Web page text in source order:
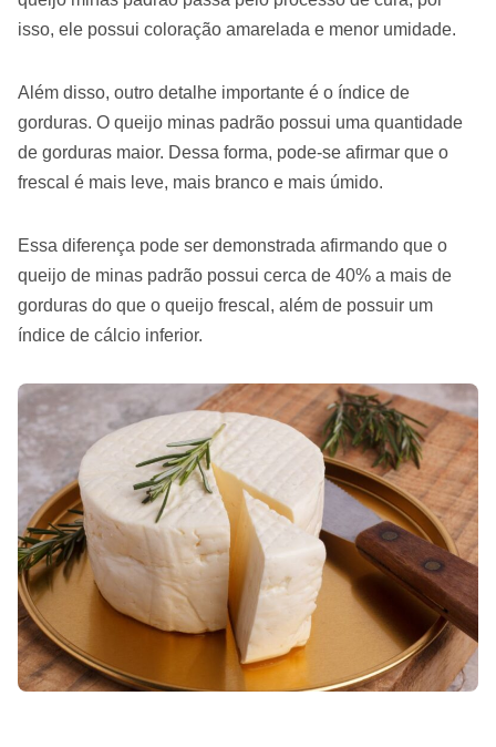
isso, ele possui coloração amarelada e menor umidade.
Além disso, outro detalhe importante é o índice de
gorduras. O queijo minas padrão possui uma quantidade
de gorduras maior. Dessa forma, pode-se afirmar que o
frescal é mais leve, mais branco e mais úmido.
Essa diferença pode ser demonstrada afirmando que o
queijo de minas padrão possui cerca de 40% a mais de
gorduras do que o queijo frescal, além de possuir um
índice de cálcio inferior.